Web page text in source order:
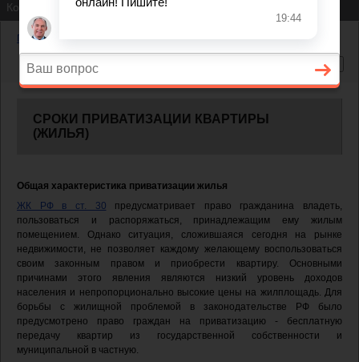
Консультация юриста
Главная
CРОКИ ПРИВАТИЗАЦИИ КВАРТИРЫ
(ЖИЛЬЯ)
Общая характеристика приватизации жилья
ЖК РФ в ст. 30 предусматривает право гражданина владеть,
пользоваться и распоряжаться, принадлежащим ему жилым
помещением. Однако ситуация, сложившаяся сегодня на рынке
недвижимости, не позволяет каждому желающему воспользоваться
своим законным правом и приобрести квартиру. Основными
причинами этого явления являются низкий уровень доходов
населения и непропорционально высокие цены на жилплощадь. Для
борьбы с жилищной проблемой в законодательстве РФ было
предусмотрено право граждан на приватизацию - бесплатную
передачу квартир из государственной собственности и
муниципальной в частную.